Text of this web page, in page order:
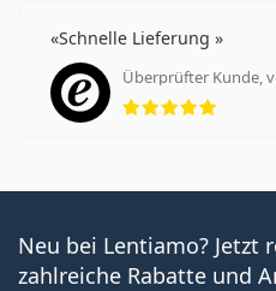
Schnelle Lieferung
Überprüfter Kunde,
Neu bei Lentiamo? Jetzt
zahlreiche Rabatte und